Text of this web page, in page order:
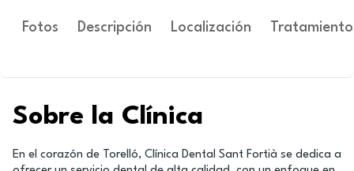
Fotos Descripción Localización
Sobre la Clínica
En el corazón de Torelló, Clínica Dental Sant Fortià se dedica a